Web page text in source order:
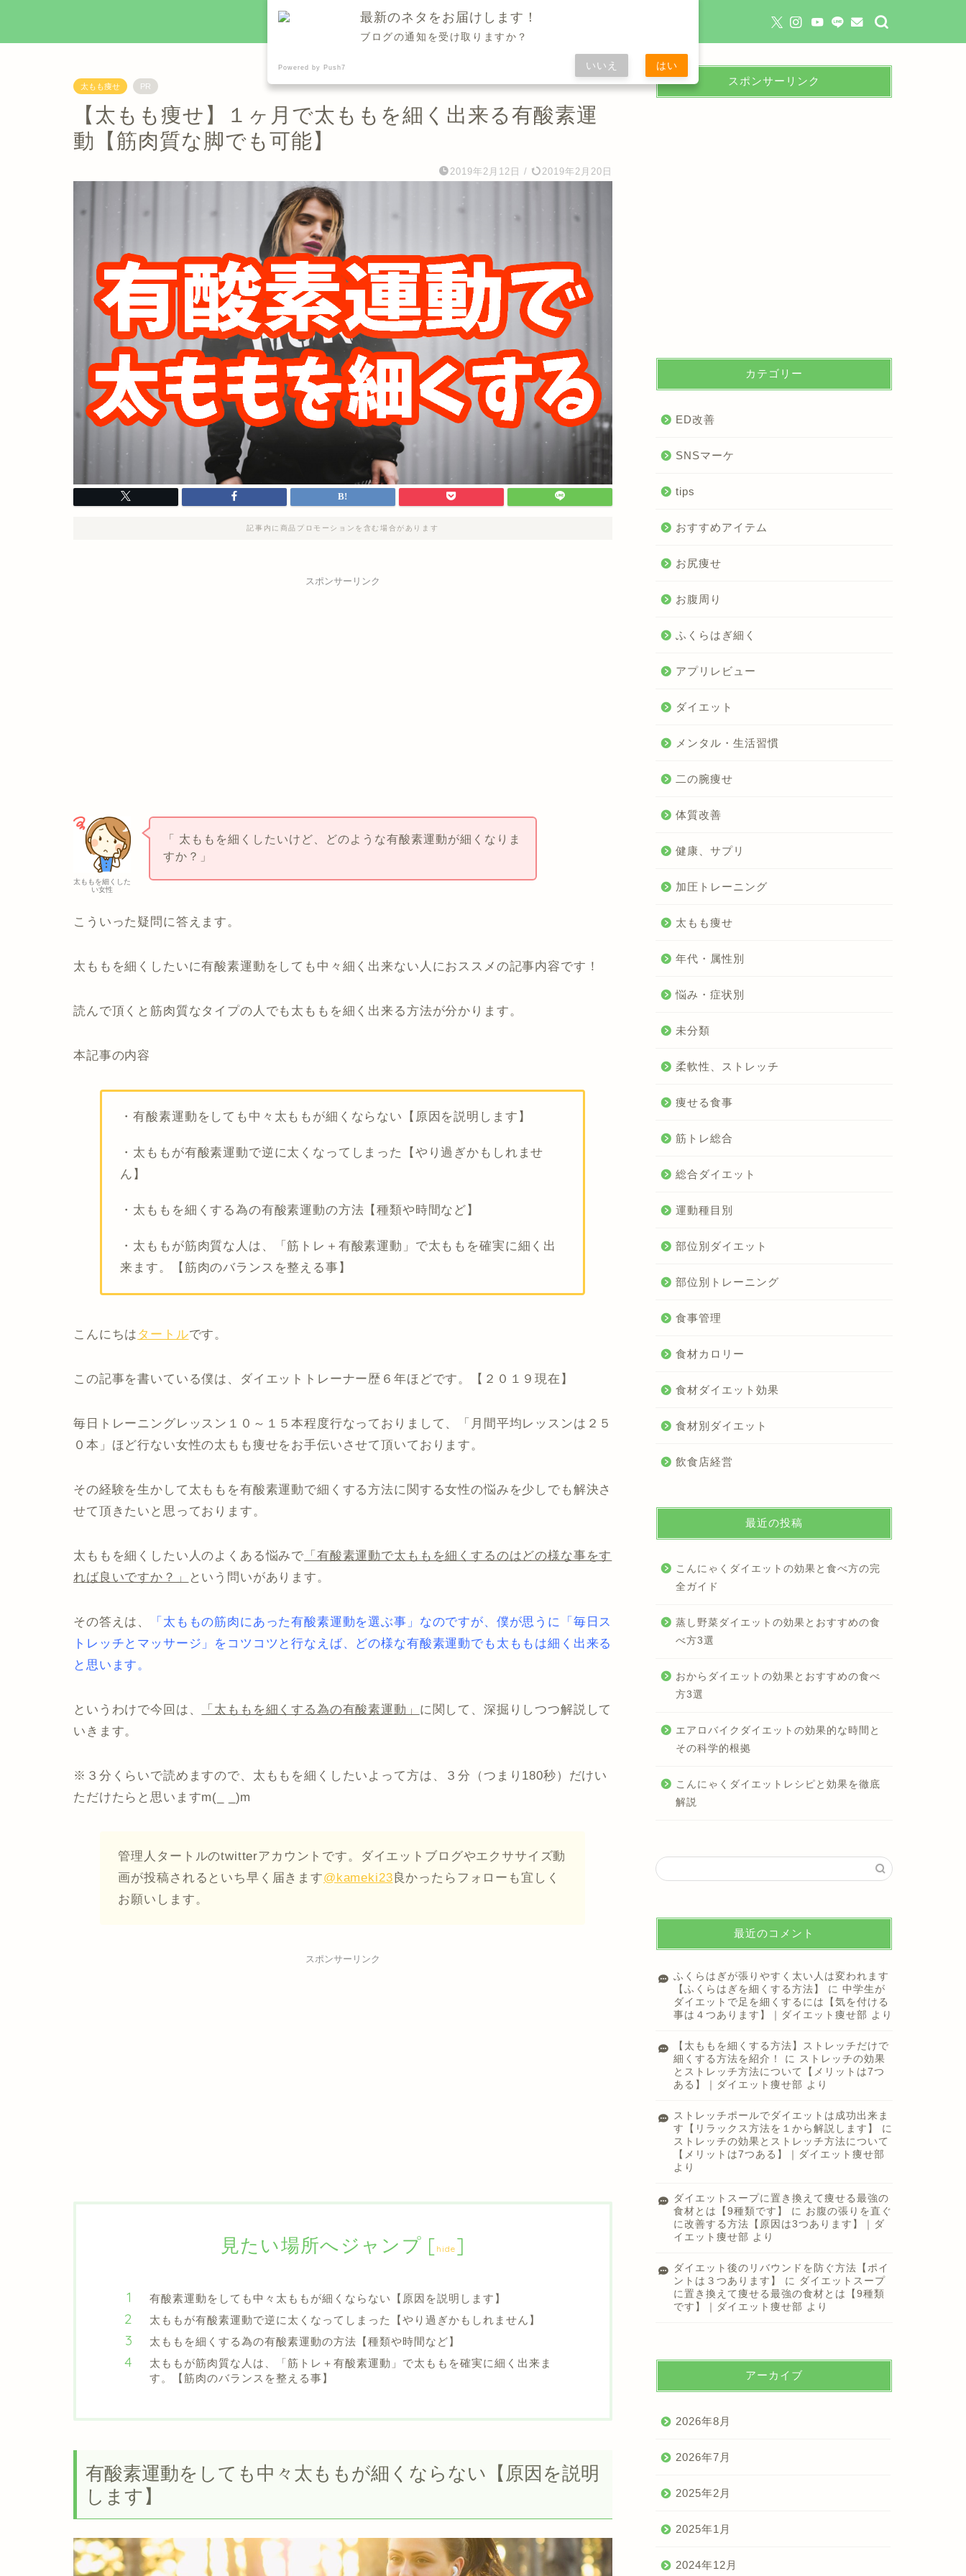
太もも痩せ PR
【太もも痩せ】１ヶ月で太ももを細く出来る有酸素運
動【筋肉質な脚でも可能】
2019年2月12日 / 2019年2月20日
記事内に商品プロモーションを含む場合があります
スポンサーリンク
太ももを細くした
い女性
「 太ももを細くしたいけど、どのような有酸素運動が細くなりま
すか？」
こういった疑問に答えます。
太ももを細くしたいに有酸素運動をしても中々細く出来ない人におススメの記事内容です！
読んで頂くと筋肉質なタイプの人でも太ももを細く出来る方法が分かります。
本記事の内容
・有酸素運動をしても中々太ももが細くならない【原因を説明します】
・太ももが有酸素運動で逆に太くなってしまった【やり過ぎかもしれませ
ん】
・太ももを細くする為の有酸素運動の方法【種類や時間など】
・太ももが筋肉質な人は、「筋トレ＋有酸素運動」で太ももを確実に細く出
来ます。【筋肉のバランスを整える事】
こんにちは タートルです。
この記事を書いている僕は、ダイエットトレーナー歴６年ほどです。【２０１９現在】
毎日トレーニングレッスン１０～１５本程度行なっておりまして、「月間平均レッスンは２５
０本」ほど行ない女性の太もも痩せをお手伝いさせて頂いております。
その経験を生かして太ももを有酸素運動で細くする方法に関する女性の悩みを少しでも解決さ
せて頂きたいと思っております。
太ももを細くしたい人のよくある悩みで 「有酸素運動で太ももを細くするのはどの様な事をす
れば良いですか？」
という問いがあります。
その答えは、
「太ももの筋肉にあった有酸素運動を選ぶ事」なのですが、僕が思うに「毎日ス
トレッチとマッサージ」をコツコツと行なえば、どの様な有酸素運動でも太ももは細く出来る
と思います。
というわけで今回は、 「太ももを細くする為の有酸素運動」 に関して、深掘りしつつ解説して
いきます。
※３分くらいで読めますので、太ももを細くしたいよって方は、３分（つまり180秒）だけい
ただけたらと思いますm(_ _)m
管理人タートルのtwitterアカウントです。ダイエットブログやエクササイズ動
画が投稿されるといち早く届きます@kameki23良かったらフォローも宜しく
お願いします。
スポンサーリンク
見たい場所へジャンプ [ hide ]
有酸素運動をしても中々太ももが細くならない【原因を説明します】
太ももが有酸素運動で逆に太くなってしまった【やり過ぎかもしれません】
太ももを細くする為の有酸素運動の方法【種類や時間など】
太ももが筋肉質な人は、「筋トレ＋有酸素運動」で太ももを確実に細く出来ま
す。【筋肉のバランスを整える事】
有酸素運動をしても中々太ももが細くならない【原因を説明
します】
スポンサーリンク
カテゴリー
ED改善
SNSマーケ
tips
おすすめアイテム
お尻痩せ
お腹周り
ふくらはぎ細く
アプリレビュー
ダイエット
メンタル・生活習慣
二の腕痩せ
体質改善
健康、サプリ
加圧トレーニング
太もも痩せ
年代・属性別
悩み・症状別
未分類
柔軟性、ストレッチ
痩せる食事
筋トレ総合
総合ダイエット
運動種目別
部位別ダイエット
部位別トレーニング
食事管理
食材カロリー
食材ダイエット効果
食材別ダイエット
飲食店経営
最近の投稿
こんにゃくダイエットの効果と食べ方の完
全ガイド
蒸し野菜ダイエットの効果とおすすめの食
べ方3選
おからダイエットの効果とおすすめの食べ
方3選
エアロバイクダイエットの効果的な時間と
その科学的根拠
こんにゃくダイエットレシピと効果を徹底
解説
最近のコメント
ふくらはぎが張りやすく太い人は変われます
【ふくらはぎを細くする方法】
に 中学生が
ダイエットで足を細くするには【気を付ける
事は４つあります】｜ダイエット痩せ部 より
【太ももを細くする方法】ストレッチだけで
細くする方法を紹介！
に ストレッチの効果
とストレッチ方法について【メリットは7つ
ある】｜ダイエット痩せ部 より
ストレッチポールでダイエットは成功出来ま
す【リラックス方法を１から解説します】
に
ストレッチの効果とストレッチ方法について
【メリットは7つある】｜ダイエット痩せ部
より
ダイエットスープに置き換えて痩せる最強の
食材とは【9種類です】
に お腹の張りを直ぐ
に改善する方法【原因は3つあります】｜ダ
イエット痩せ部 より
ダイエット後のリバウンドを防ぐ方法【ポイ
ントは３つあります】
に ダイエットスープ
に置き換えて痩せる最強の食材とは【9種類
です】｜ダイエット痩せ部 より
アーカイブ
2026年8月
2026年7月
2025年2月
2025年1月
2024年12月
最新のネタをお届けします！
ブログの通知を受け取りますか？
Powered by Push7 いいえ はい